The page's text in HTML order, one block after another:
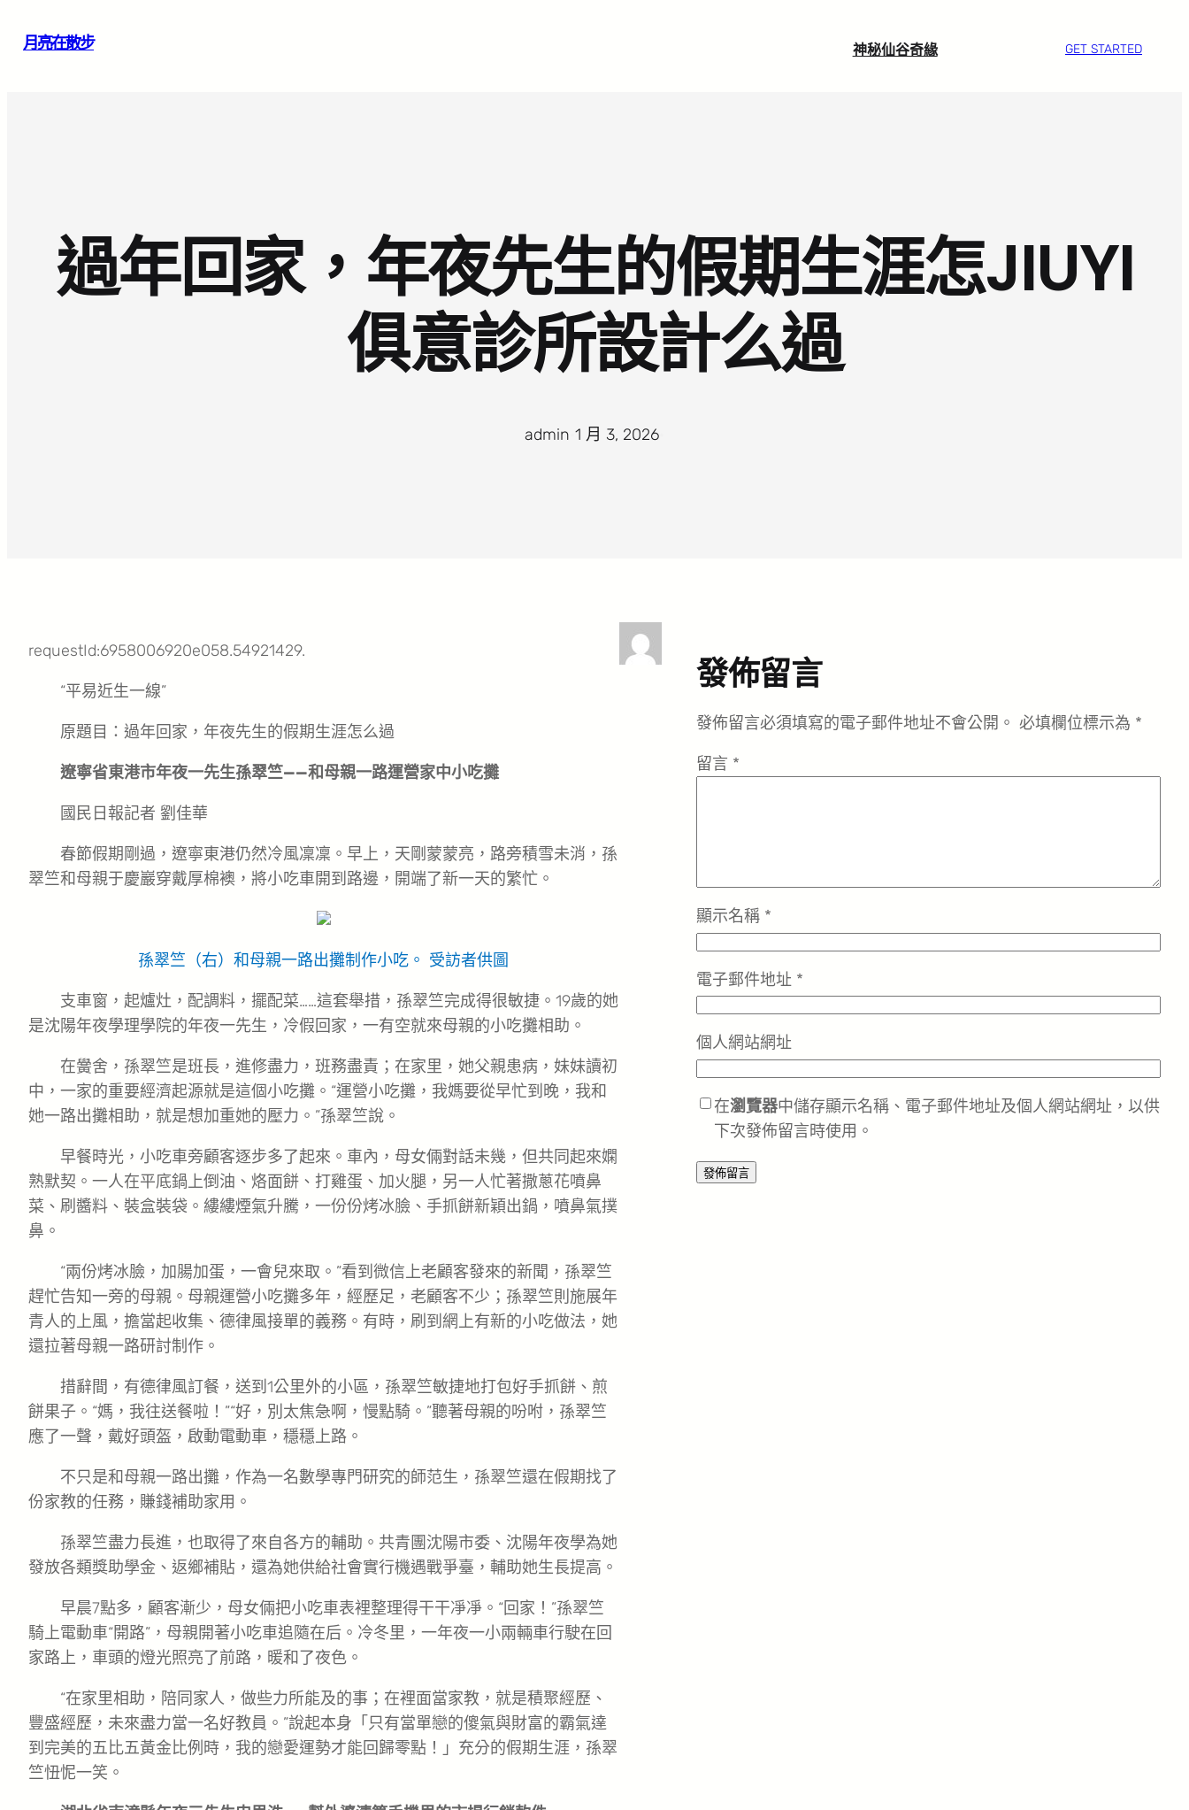
月亮在散步 神秘仙谷奇緣 GET STARTED
過年回家，年夜先生的假期生涯怎JIUYI
俱意診所設計么過
admin 1 月 3, 2026
requestId:6958006920e058.54921429.
“平易近生一線”
原題目：過年回家，年夜先生的假期生涯怎么過
遼寧省東港市年夜一先生孫翠竺——和母親一路運營家中小吃攤
國民日報記者 劉佳華
春節假期剛過，遼寧東港仍然冷風凜凜。早上，天剛蒙蒙亮，路旁積雪未消，孫
翠竺和母親于慶巖穿戴厚棉襖，將小吃車開到路邊，開端了新一天的繁忙。
孫翠竺（右）和母親一路出攤制作小吃。 受訪者供圖
支車窗，起爐灶，配調料，擺配菜……這套舉措，孫翠竺完成得很敏捷。19歲的她
是沈陽年夜學理學院的年夜一先生，冷假回家，一有空就來母親的小吃攤相助。
在黌舍，孫翠竺是班長，進修盡力，班務盡責；在家里，她父親患病，妹妹讀初
中，一家的重要經濟起源就是這個小吃攤。“運營小吃攤，我媽要從早忙到晚，我和
她一路出攤相助，就是想加重她的壓力。”孫翠竺說。
早餐時光，小吃車旁顧客逐步多了起來。車內，母女倆對話未幾，但共同起來嫻
熟默契。一人在平底鍋上倒油、烙面餅、打雞蛋、加火腿，另一人忙著撒蔥花噴鼻
菜、刷醬料、裝盒裝袋。縷縷煙氣升騰，一份份烤冰臉、手抓餅新穎出鍋，噴鼻氣撲
鼻。
“兩份烤冰臉，加腸加蛋，一會兒來取。”看到微信上老顧客發來的新聞，孫翠竺
趕忙告知一旁的母親。母親運營小吃攤多年，經歷足，老顧客不少；孫翠竺則施展年
青人的上風，擔當起收集、德律風接單的義務。有時，刷到網上有新的小吃做法，她
還拉著母親一路研討制作。
措辭間，有德律風訂餐，送到1公里外的小區，孫翠竺敏捷地打包好手抓餅、煎
餅果子。“媽，我往送餐啦！”“好，別太焦急啊，慢點騎。”聽著母親的吩咐，孫翠竺
應了一聲，戴好頭盔，啟動電動車，穩穩上路。
不只是和母親一路出攤，作為一名數學專門研究的師范生，孫翠竺還在假期找了
份家教的任務，賺錢補助家用。
孫翠竺盡力長進，也取得了來自各方的輔助。共青團沈陽市委、沈陽年夜學為她
發放各類獎助學金、返鄉補貼，還為她供給社會實行機遇戰爭臺，輔助她生長提高。
早晨7點多，顧客漸少，母女倆把小吃車表裡整理得干干凈凈。“回家！”孫翠竺
騎上電動車“開路”，母親開著小吃車追隨在后。冷冬里，一年夜一小兩輛車行駛在回
家路上，車頭的燈光照亮了前路，暖和了夜色。
“在家里相助，陪同家人，做些力所能及的事；在裡面當家教，就是積聚經歷、
豐盛經歷，未來盡力當一名好教員。”說起本身「只有當單戀的傻氣與財富的霸氣達
到完美的五比五黃金比例時，我的戀愛運勢才能回歸零點！」充分的假期生涯，孫翠
竺忸怩一笑。
發佈留言
發佈留言必須填寫的電子郵件地址不會公開。 必填欄位標示為 *
留言 *
顯示名稱 *
電子郵件地址 *
個人網站網址
在瀏覽器中儲存顯示名稱、電子郵件地址及個人網站網址，以供
下次發佈留言時使用。